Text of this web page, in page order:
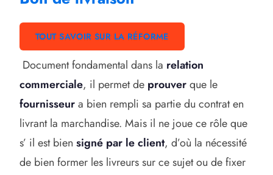
TOUT SAVOIR SUR LA RÉFORME
Document fondamental dans la relation
commerciale, il permet de prouverque le
fournisseura bien rempli sa partie du contrat en
livrant la marchandise. Mais il ne joue ce rôle que
s’ il est bien signé par le client, d’où la nécessité
de bien former les livreurs sur ce sujet ou de fixer